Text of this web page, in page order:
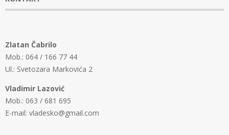
Zlatan Čabrilo
Mob.: 064 / 166 77 44
Ul.: Svetozara Markovića 2
Vladimir Lazović
Mob.: 063 / 681 695
E-mail: vladesko@gmail.com